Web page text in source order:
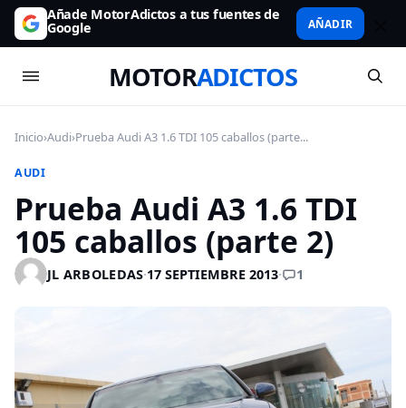
Añade MotorAdictos a tus fuentes de
Google AÑADIR
MOTORADICTOS
Inicio›Audi›Prueba Audi A3 1.6 TDI 105 caballos (parte...
AUDI
Prueba Audi A3 1.6 TDI
105 caballos (parte 2)
JL ARBOLEDAS·17 SEPTIEMBRE 2013· 1